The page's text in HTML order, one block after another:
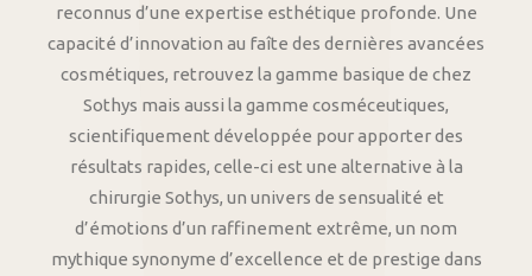
reconnus d’une expertise esthétique profonde. Une
capacité d’innovation au faîte des dernières avancées
cosmétiques, retrouvez la gamme basique de chez
Sothys mais aussi la gamme cosméceutiques,
scientifiquement développée pour apporter des
résultats rapides, celle-ci est une alternative à la
chirurgie Sothys, un univers de sensualité et
d’émotions d’un raffinement extrême, un nom
mythique synonyme d’excellence et de prestige dans